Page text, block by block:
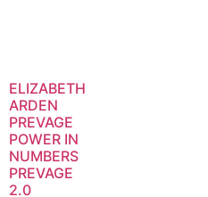
ELIZABETH
ARDEN
PREVAGE
POWER IN
NUMBERS
PREVAGE
2.0